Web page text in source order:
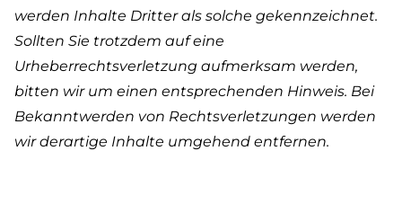
werden Inhalte Dritter als solche gekennzeichnet.
Sollten Sie trotzdem auf eine
Urheberrechtsverletzung aufmerksam werden,
bitten wir um einen entsprechenden Hinweis. Bei
Bekanntwerden von Rechtsverletzungen werden
wir derartige Inhalte umgehend entfernen.